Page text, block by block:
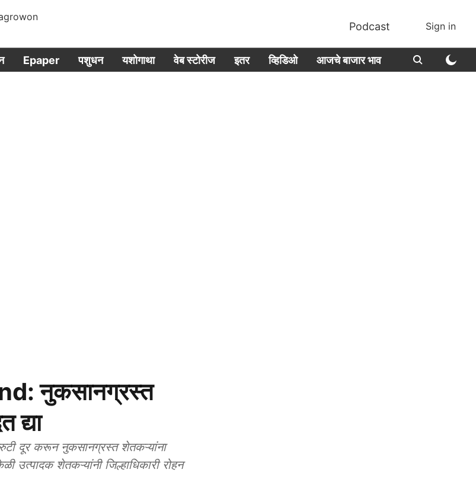
Podcast Sign in
Epaper पशुधन यशोगाथा वेब स्टोरीज इतर व्हिडिओ आजचे बाजार भाव
नुकसानग्रस्त
द्या
दूर करून नुकसानग्रस्त शेतकऱ्यांना
उत्पादक शेतकऱ्यांनी जिल्हाधिकारी रोहन